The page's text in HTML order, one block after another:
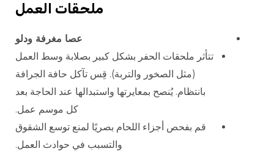
ملحقات العمل
عصا مغرفة ودلو
تتأثر ملحقات الحفر بشكل كبير بصلابة وسط العمل
(مثل الصخور والتربة). قِس تآكل حافة الجرافة
بانتظام. يُنصح بمعايرتها واستبدالها عند الحاجة بعد
كل موسم عمل.
قم بفحص أجزاء اللحام بصريًا لمنع توسع الشقوق
والتسبب في حوادث العمل.